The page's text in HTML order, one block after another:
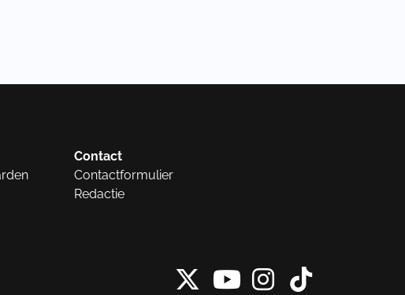
Contact
Contactformulier
Redactie
X vanInstagram
Tiktok